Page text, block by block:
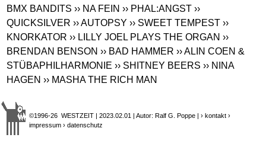
BMX BANDITS ›› NA FEIN ›› PHAL:ANGST ››
QUICKSILVER ›› AUTOPSY ›› SWEET TEMPEST ››
KNORKATOR ›› LILLY JOEL PLAYS THE ORGAN ››
BRENDAN BENSON ›› BAD HAMMER ›› ALIN COEN &
STÜBAPHILHARMONIE ›› SHITNEY BEERS ›› NINA
HAGEN ›› MASHA THE RICH MAN
©1996-26 WESTZEIT | 2023.02.01 | Autor: Ralf G. Poppe |› kontakt ›
impressum › datenschutz